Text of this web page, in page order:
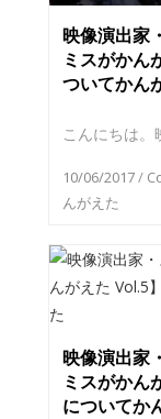
映像演出家
ミスがかん
ついてかん
こんにちは。
10/06/2017/
んがえた
映像演出家
ミスがかん
についてか